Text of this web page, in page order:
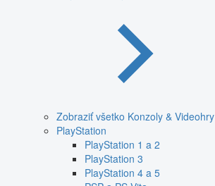
Zobraziť všetko Konzoly & Videohry
PlayStation
PlayStation 1 a 2
PlayStation 3
PlayStation 4 a 5